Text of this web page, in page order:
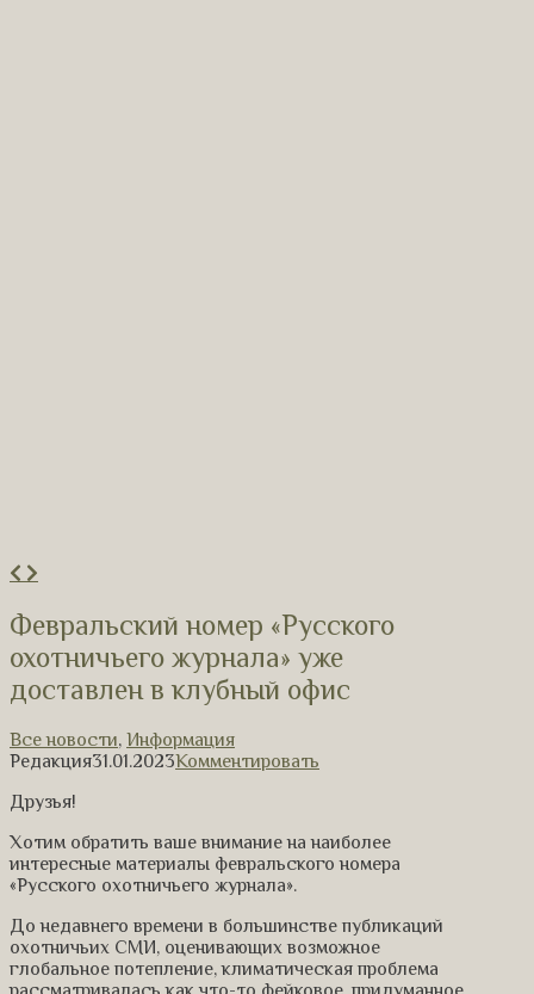
Февральский номер «Русского
охотничьего журнала» уже
доставлен в клубный офис
Все новости, Информация
Редакция31.01.2023Комментировать
Друзья!
Хотим обратить ваше внимание на наиболее
интересные материалы февральского номера
«Русского охотничьего журнала».
До недавнего времени в большинстве публикаций
охотничьих СМИ, оценивающих возможное
глобальное потепление, климатическая проблема